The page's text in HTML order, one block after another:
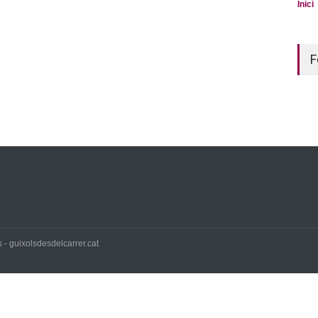
Inici
- guixolsdesdelcarrer.cat